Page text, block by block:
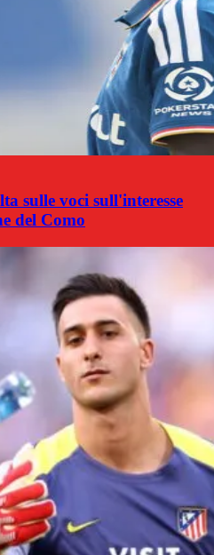
sulle voci sull'interesse
del Como